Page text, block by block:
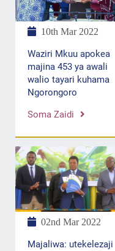
10th Mar 2022
Waziri Mkuu apokea
majina 453 ya awali
walio tayari kuhama
Ngorongoro
Soma Zaidi
02nd Mar 2022
Majaliwa: utekelezaji